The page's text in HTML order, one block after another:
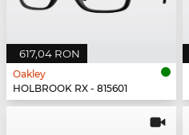
617,04 RON
Oakley
HOLBROOK RX - 815601